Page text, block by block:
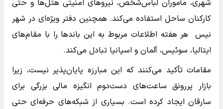
شهری، مأموران لباس‌شخص، نیروهای امنیتی هتل‌ها و حتی
کارکنان ساحل استفاده می‌کند. همچنین دفتر ویژه‌ای در شهر
نیس هر هفته اطلاعات مربوط به این باندها را با مقام‌های
ایتالیا، سوئیس، آلمان و اسپانیا تبادل می‌کند.
مقامات تأکید می‌کنند که این مبارزه پایان‌پذیر نیست، زیرا
بازار پررونق ساعت‌های دست‌دوم انگیزه مالی بزرگی برای
سارقان ایجاد کرده است. بسیاری از شبکه‌های حرفه‌ای حتی